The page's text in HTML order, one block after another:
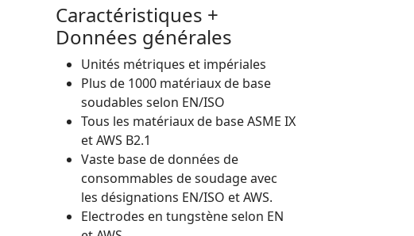
Caractéristiques +
Données générales
Unités métriques et impériales
Plus de 1000 matériaux de base
soudables selon EN/ISO
Tous les matériaux de base ASME IX
et AWS B2.1
Vaste base de données de
consommables de soudage avec
les désignations EN/ISO et AWS.
Electrodes en tungstène selon EN